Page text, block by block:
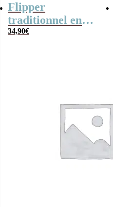
Flipper
traditionnel en
bois
34,90€